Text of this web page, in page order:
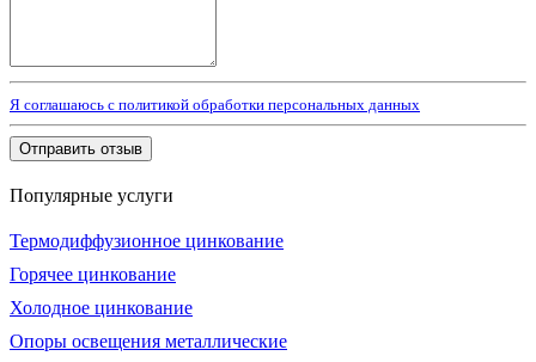
Я соглашаюсь с политикой обработки персональных данных
Отправить отзыв
Популярные услуги
Термодиффузионное цинкование
Горячее цинкование
Холодное цинкование
Опоры освещения металлические